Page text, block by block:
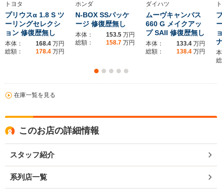
トヨタ
プリウスα 1.8 S ツ
ーリングセレクシ
ョン 修復歴無し
本体： 168.4 万円
総額：
178.4 万円
ホンダ
N-BOX SSパッケ
ージ 修復歴無し
本体： 153.5 万円
総額：
158.7 万円
ダイハツ
ムーヴキャンバス
660 G メイクアッ
プ SAII 修復歴無し
本体： 133.4 万円
総額：
138.4 万円
在庫一覧を見る
このお店の詳細情報
スタッフ紹介
系列店一覧